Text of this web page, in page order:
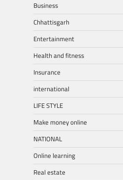
Business
Chhattisgarh
Entertainment
Health and fitness
Insurance
international
LIFE STYLE
Make money online
NATIONAL
Online learning
Real estate